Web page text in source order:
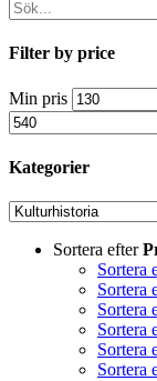
Filter by price
Min pris
Kategorier
Sortera efter
Sortera
Sortera
Sortera
Sortera
Sortera
Sortera